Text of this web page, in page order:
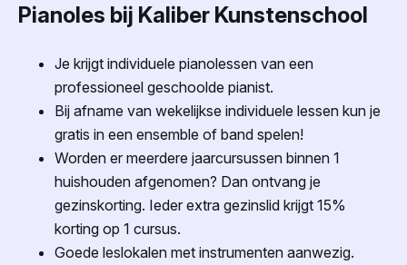
Pianoles bij Kaliber Kunstenschool
Je krijgt individuele pianolessen van een
professioneel geschoolde pianist.
Bij afname van wekelijkse individuele lessen kun je
gratis in een ensemble of band spelen!
Worden er meerdere jaarcursussen binnen 1
huishouden afgenomen? Dan ontvang je
gezinskorting. Ieder extra gezinslid krijgt 15%
korting op 1 cursus.
Goede leslokalen met instrumenten aanwezig.